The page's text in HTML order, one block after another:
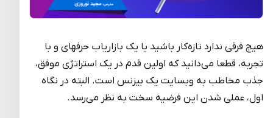
هیچ فرقی ندارد تازه‌کار باشید یا یک بازاریاب حرفه­ای و با
تجربه، قطعا می‌دانید که اولین قدم در یک استراتژی موفق،
جذب مخاطب به وبسایت یک بیزنس است. البته در نگاه
اول، عملی شدن این فرضیه سخت به نظر می‌رسد.